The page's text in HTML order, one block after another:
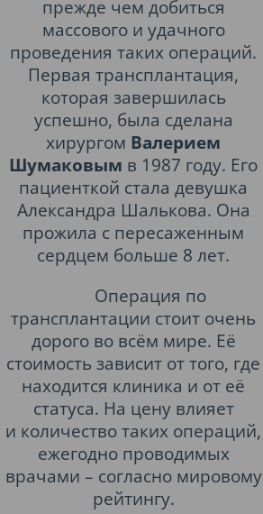
прежде чем добиться
массового и удачного
проведения таких операций.
Первая трансплантация,
которая завершилась
успешно, была сделана
хирургом Валерием
Шумаковым в 1987 году. Его
пациенткой стала девушка
Александра Шалькова. Она
прожила с пересаженным
сердцем больше 8 лет.
Операция по
трансплантации стоит очень
дорого во всём мире. Её
стоимость зависит от того, где
находится клиника и от её
статуса. На цену влияет
и количество таких операций,
ежегодно проводимых
врачами – согласно мировому
рейтингу.